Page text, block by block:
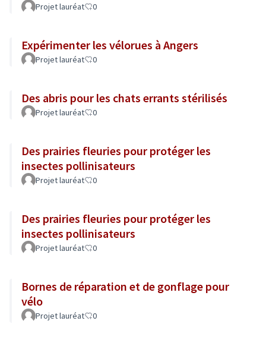
Projet lauréat 0
Expérimenter les vélorues à Angers
Projet lauréat 0
Des abris pour les chats errants stérilisés
Projet lauréat 0
Des prairies fleuries pour protéger les
insectes pollinisateurs
Projet lauréat 0
Des prairies fleuries pour protéger les
insectes pollinisateurs
Projet lauréat 0
Bornes de réparation et de gonflage pour
vélo
Projet lauréat 0